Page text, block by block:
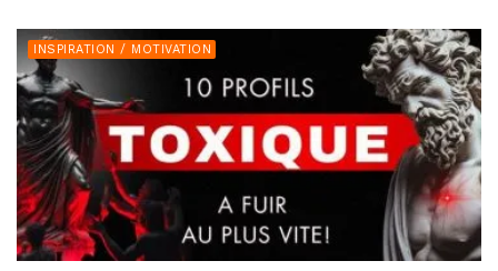
INSPIRATION / MOTIVATION